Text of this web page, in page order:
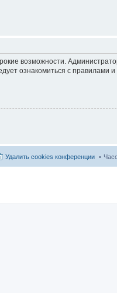
возможности.
ознакомиться с правилами и
Удалить cookies конференции